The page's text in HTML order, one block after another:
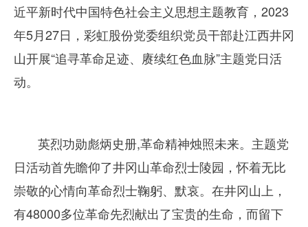
近平新时代中国特色社会主义思想主题教育，2023
年5月27日，彩虹股份党委组织党员干部赴江西井冈
山开展“追寻革命足迹、赓续红色血脉”主题党日活
动。
英烈功勋彪炳史册,革命精神烛照未来。主题党
日活动首先瞻仰了井冈山革命烈士陵园，怀着无比
崇敬的心情向革命烈士鞠躬、默哀。在井冈山上，
有48000多位革命先烈献出了宝贵的生命，而留下